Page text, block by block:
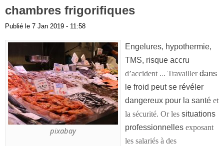
chambres frigorifiques
Publié le 7 Jan 2019 - 11:58
pixabay
Engelures, hypothermie,
TMS, risque accru
d’accident ... Travaillerdans
le froid peut se révéler
dangereux pour la santé et
la sécurité. Or les situations
professionnelles exposant
les salariés à des